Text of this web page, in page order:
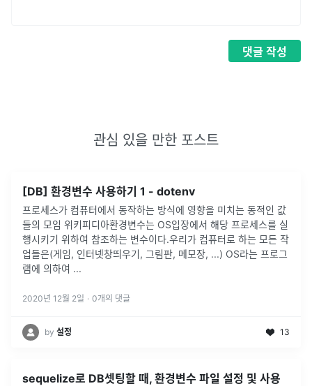
댓글 작성
관심 있을 만한 포스트
[DB] 환경변수 사용하기 1 - dotenv
프로세스가 컴퓨터에서 동작하는 방식에 영향을 미치는 동적인 값
들의 모임 위키피디아환경변수는 OS입장에서 해당 프로세스를 실
행시키기 위하여 참조하는 변수이다.우리가 컴퓨터로 하는 모든 작
업들은(게임, 인터넷창띄우기, 그림판, 메모장, ...) OS라는 프로그
램에 의하여 ...
2020년 12월 2일 · 0개의 댓글
by 설정 13
sequelize로 DB셋팅할 때, 환경변수 파일 설정 및 사용